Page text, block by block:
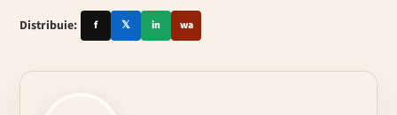
Distribuie: f 𝕏 in wa